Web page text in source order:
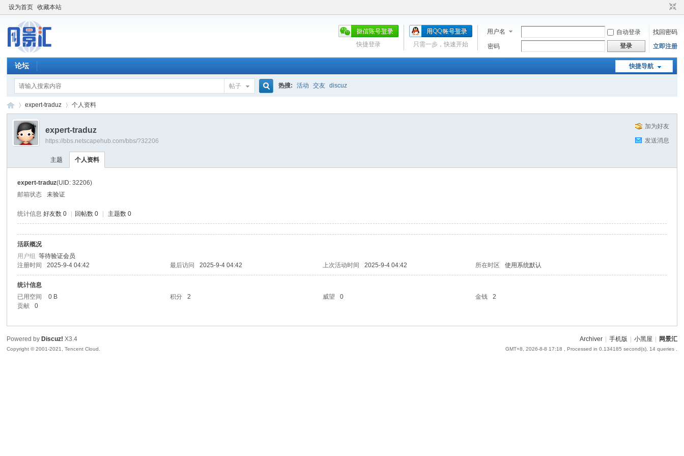
设为首页 收藏本站
用户名 自动登录
找回密码
密码
登录 立即注册
只需一步，快速开始
快捷登录
快捷导航
论坛
帖子 热搜: 活动 交友 discuz
汇
›
expert-traduz 个人资料
加为好友
发送消息
expert-traduz
https://bbs.netscapehub.com/bbs/?32206
主题 个人资料
expert-traduz(UID: 32206)
邮箱状态
未验证
统计信息 好友数 0 回帖数 0 主题数 0
活跃概况
用户组等待验证会员
注册时间
2025-9-4 04:42 最后访问 2025-9-4 04:42 上次活动时间 2025-9-4 04:42 所在时区 使用系统默认
统计信息
已用空间
0 B 积分 2 威望 0 金钱
2
贡献
0
Archiver 手机版 小黑屋 网景汇
GMT+8, 2026-8-8 17:18 , Processed in 0.134185 second(s), 14 queries .
Powered by Discuz! X3.4
Copyright © 2001-2021, Tencent Cloud.